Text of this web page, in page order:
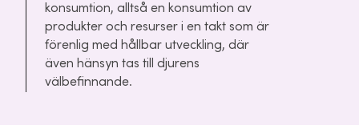
konsumtion, alltså en konsumtion av
produkter och resurser i en takt som är
förenlig med hållbar utveckling, där
även hänsyn tas till djurens
välbefinnande.